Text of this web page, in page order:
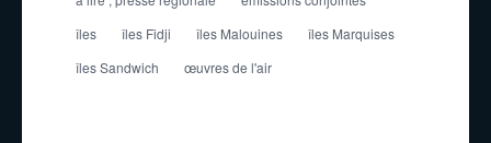
îles
îles Fidji îles Malouines
îles Marquises
îles Sandwich
œuvres de l'air